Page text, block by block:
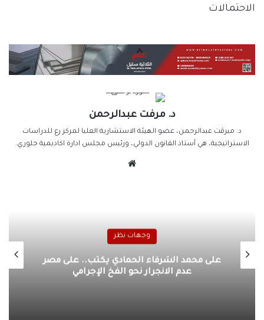
الاحتمالات
د. مرفت عبدالرحمن
د. ميرڤت عبدالرحمن، عضو الهيئة الاستشارية العليا لمركز رع للدراسات
الاستراتيجية، هي أستاذ القانون الدولي، ورئيس مجلس ادارة اكاديمية جلوري.
وجهات نظر
على محمد الشرفاء الحمادي يكتب.. على مصر
عدم الانجرار نحو الفخ الإجرامي